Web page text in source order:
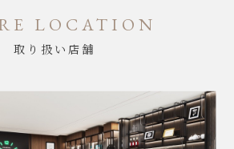
LOCATION
取り扱い店舗